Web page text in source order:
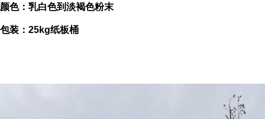
颜色：乳白色到淡褐色粉末
包装：25kg纸板桶